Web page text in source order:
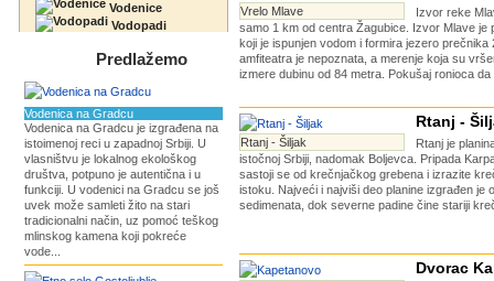
Vodenice
Vodopadi
Predlažemo
Vodenica na Gradcu
Vodenica na Gradcu je izgrađena na
istoimenoj reci u zapadnoj Srbiji. U
vlasništvu je lokalnog ekološkog
društva, potpuno je autentična i u
funkciji. U vodenici na Gradcu se još
uvek može samleti žito na stari
tradicionalni način, uz pomoć teškog
mlinskog kamena koji pokreće
vode...
Vrelo Mlave
Izvor reke
samo 1 km od centra Žagubice. Izvor Mlave je
koji je ispunjen vodom i formira jezero prečnika
amfiteatra je nepoznata, a merenje koja su
izmere dubinu od 84 metra. Pokušaj ronioca da
Rtanj - Šiljak
Rtanj -
Rtanj je
istočnoj Srbiji, nadomak Boljevca. Pripada
sastoji se od krečnjačkog grebena i izrazite
istoku. Najveći i najviši deo planine izgrađen je
sedimenata, dok severne padine čine stariji
Dvorac